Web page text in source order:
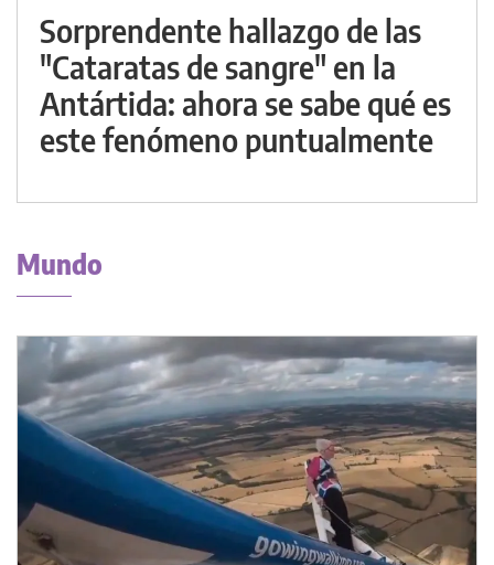
Sorprendente hallazgo de las
"Cataratas de sangre" en la
Antártida: ahora se sabe qué es
este fenómeno puntualmente
Mundo